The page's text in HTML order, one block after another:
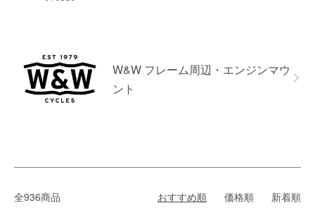
W&W フレーム周辺・エンジンマウ
ント
全936商品 おすすめ順 価格順 新着順